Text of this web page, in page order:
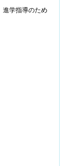
進学指導のため